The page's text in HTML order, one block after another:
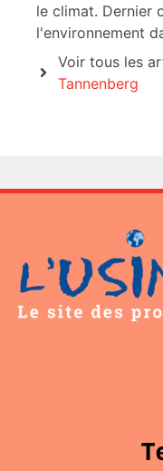
le climat. Dernier
l'environnement
Voir tous les
Tannenberg